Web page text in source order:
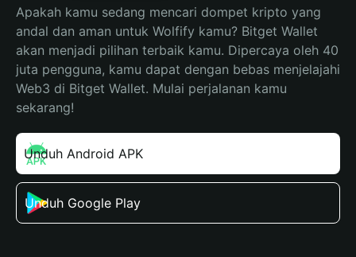
Apakah kamu sedang mencari dompet kripto yang
andal dan aman untuk Wolfify kamu? Bitget Wallet
akan menjadi pilihan terbaik kamu. Dipercaya oleh 40
juta pengguna, kamu dapat dengan bebas menjelajahi
Web3 di Bitget Wallet. Mulai perjalanan kamu
sekarang!
Unduh Android APK
Unduh Google Play